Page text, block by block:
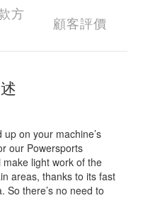
方
顧客評價
on your machine’s
our Powersports
light work of the
areas, thanks to its fast
So there’s no need to